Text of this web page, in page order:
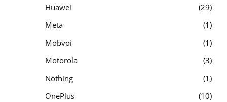
Huawei
29
Meta
1
Mobvoi
1
Motorola
3
Nothing
1
OnePlus
10